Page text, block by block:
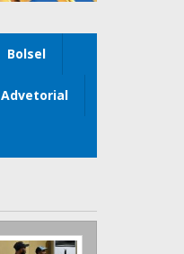
Bolsel
Advetorial